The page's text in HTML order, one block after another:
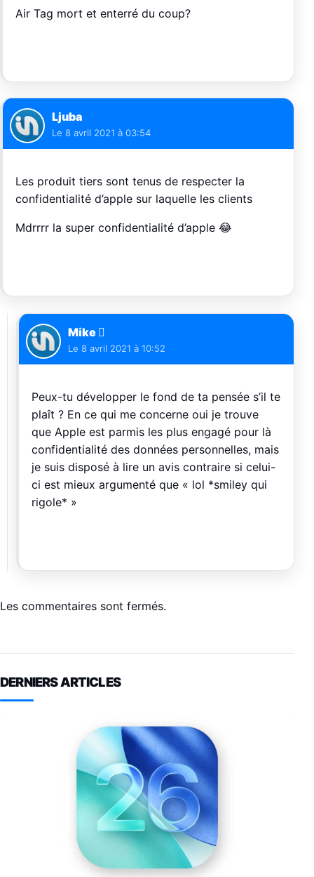
Air Tag mort et enterré du coup?
Ljuba
Le 8 avril 2021 à 03:54
Les produit tiers sont tenus de respecter la
confidentialité d’apple sur laquelle les clients
Mdrrrr la super confidentialité d’apple 😂
Mike 
Le 8 avril 2021 à 10:52
Peux-tu développer le fond de ta pensée s’il te
plaît ? En ce qui me concerne oui je trouve
que Apple est parmis les plus engagé pour là
confidentialité des données personnelles, mais
je suis disposé à lire un avis contraire si celui-
ci est mieux argumenté que « lol *smiley qui
rigole* »
Les commentaires sont fermés.
DERNIERS ARTICLES